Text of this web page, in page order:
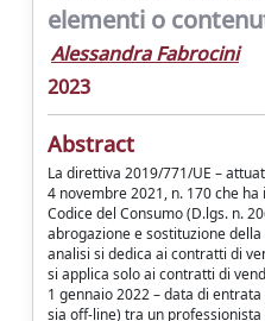
elementi o
Alessandra Fabrocini
2023
Abstract
La direttiva 2019/771/UE –
4 novembre 2021, n. 170 che
Codice del Consumo (D.lgs. n.
abrogazione e sostituzione
analisi si dedica ai contratti di
si applica solo ai contratti di
1 gennaio 2022 – data di
sia off-line) tra un